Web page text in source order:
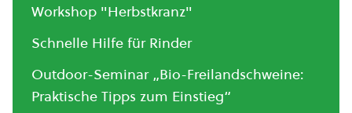
Workshop "Herbstkranz"
Schnelle Hilfe für Rinder
Outdoor-Seminar „Bio-Freilandschweine:
Praktische Tipps zum Einstieg“